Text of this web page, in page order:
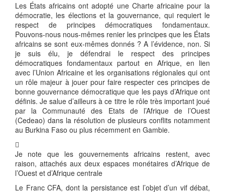
Les États africains ont adopté une Charte africaine pour la
démocratie, les élections et la gouvernance, qui requiert le
respect de principes démocratiques fondamentaux.
Pouvons-nous nous-mêmes renier les principes que les États
africains se sont eux-mêmes donnés ? A l’évidence, non. Si
je suis élu, je défendrai le respect des principes
démocratiques fondamentaux partout en Afrique, en lien
avec l’Union Africaine et les organisations régionales qui ont
un rôle majeur à jouer pour faire respecter ces principes de
bonne gouvernance démocratique que les pays d’Afrique ont
définis. Je salue d’ailleurs à ce titre le rôle très important joué
par la Communauté des Etats de l’Afrique de l’Ouest
(Cedeao) dans la résolution de plusieurs conflits notamment
au Burkina Faso ou plus récemment en Gambie.

Je note que les gouvernements africains restent, avec
raison, attachés aux deux espaces monétaires d’Afrique de
l’Ouest et d’Afrique centrale
Le Franc CFA, dont la persistance est l’objet d’un vif débat,